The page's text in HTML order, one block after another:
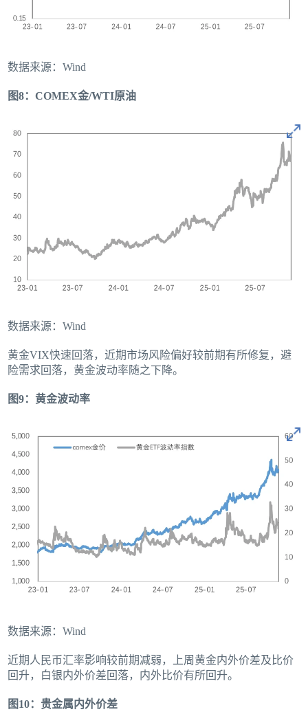
数据来源：Wind
图8：COMEX金/WTI原油
数据来源：Wind
黄金VIX快速回落，近期市场风险偏好较前期有所修复，避
险需求回落，黄金波动率随之下降。
图9：黄金波动率
数据来源：Wind
近期人民币汇率影响较前期减弱，上周黄金内外价差及比价
回升，白银内外价差回落，内外比价有所回升。
图10：贵金属内外价差